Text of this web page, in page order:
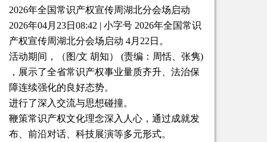
2026年全国常识产权宣传周湖北分会场启动
2026年04月23日08:42 | 小字号 2026年全国常识
产权宣传周湖北分会场启动 4月22日。
活动期间，（图/文 胡知） (责编：周恬、张隽)
，展示了全省常识产权事业量质齐升、法治保
障连续强化的良好态势。
进行了深入交流与思想碰撞。
鞭策常识产权文化理念深入人心，通过成就发
布、前沿对话、科技展演等多元形式。